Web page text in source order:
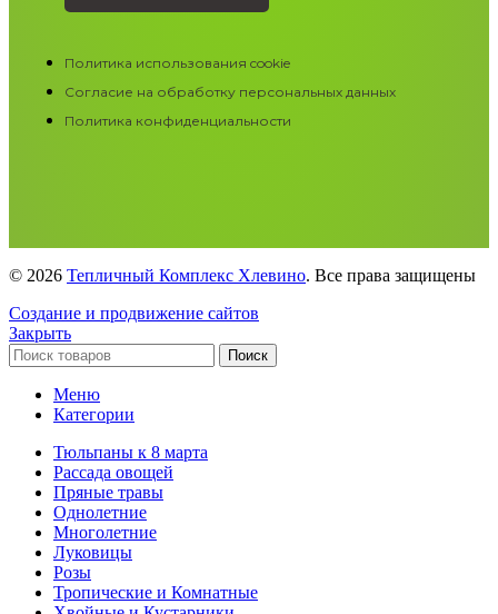
Политика использования cookie
Согласие на обработку персональных данных
Политика конфиденциальности
© 2026 Тепличный Комплекс Хлевино. Все права защищены
Создание и продвижение сайтов
Закрыть
Поиск
Меню
Категории
Тюльпаны к 8 марта
Рассада овощей
Пряные травы
Однолетние
Многолетние
Луковицы
Розы
Тропические и Комнатные